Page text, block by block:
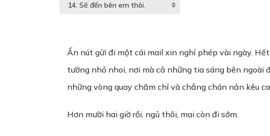
Ấn nút gửi đi một cái mail xin nghỉ phép vài ngày.
tường nhỏ nhoi, nơi mà cả những tia sáng bên ngoài
những vòng quay chăm chỉ và chẳng chán nản kêu
Hơn mười hai giờ rồi, ngủ thôi, mai còn đi sớm.